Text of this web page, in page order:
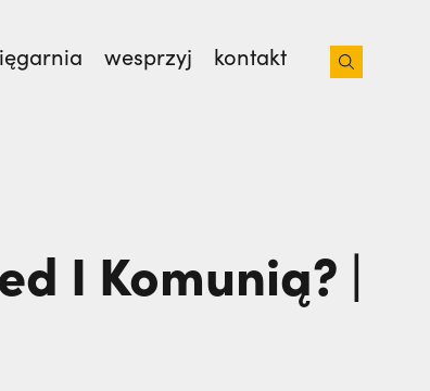
wesprzyj kontakt
| JESTEM,
I Komunią? |